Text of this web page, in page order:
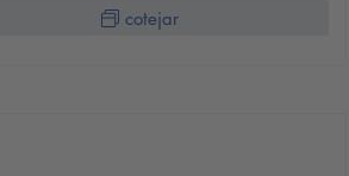
cotejar